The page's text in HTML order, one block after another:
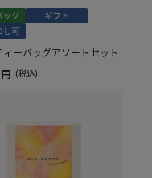
ーバッグアソートセット
円 (税込)